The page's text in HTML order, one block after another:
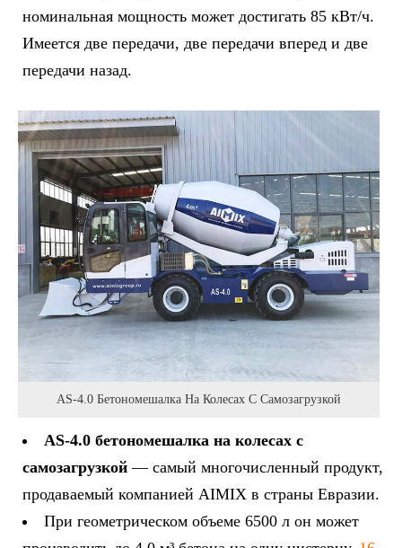
номинальная мощность может достигать 85 кВт/ч.
Имеется две передачи, две передачи вперед и две
передачи назад.
AS-4.0 Бетономешалка На Колесах С Самозагрузкой
AS-4.0 бетономешалка на колесах с
самозагрузкой — самый многочисленный продукт,
продаваемый компанией AIMIX в страны Евразии.
При геометрическом объеме 6500 л он может